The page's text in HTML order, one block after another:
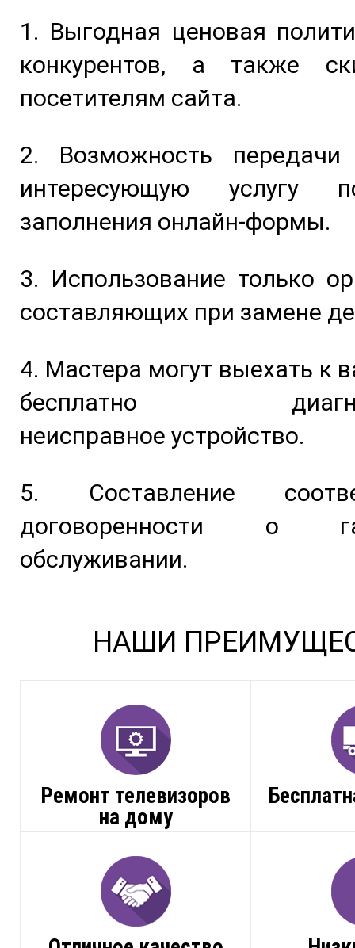
1. Выгодная ценовая
конкурентов, а также
посетителям сайта.
2. Возможность
интересующую услугу
заполнения онлайн-формы.
3. Использование только
составляющих при замене
4. Мастера могут выехать к
бесплатно
неисправное устройство.
5. Составление
договоренности о
обслуживании.
НАШИ
Ремонт телевизоров
на дому